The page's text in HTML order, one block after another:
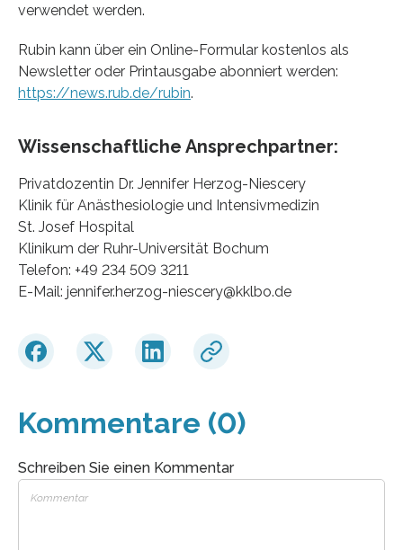
verwendet werden.
Rubin kann über ein Online-Formular kostenlos als
Newsletter oder Printausgabe abonniert werden:
https://news.rub.de/rubin.
Wissenschaftliche Ansprechpartner:
Privatdozentin Dr. Jennifer Herzog-Niescery
Klinik für Anästhesiologie und Intensivmedizin
St. Josef Hospital
Klinikum der Ruhr-Universität Bochum
Telefon: +49 234 509 3211
E-Mail: jennifer.herzog-niescery@kklbo.de
Kommentare (0)
Schreiben Sie einen Kommentar